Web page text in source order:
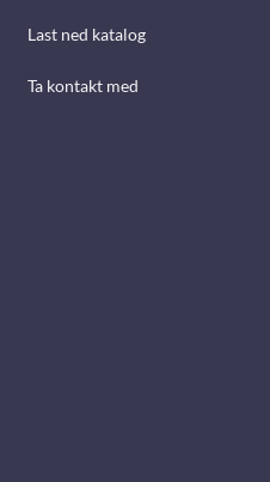
Last ned katalog
Ta kontakt med